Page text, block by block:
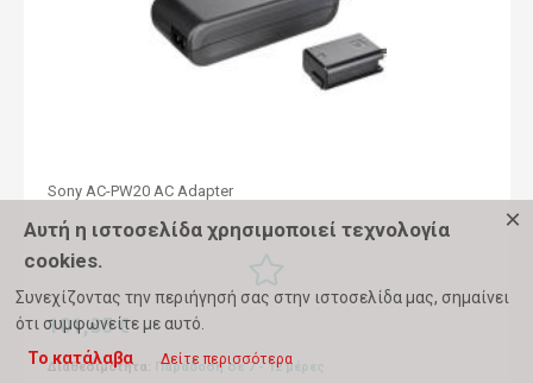
Αυτή η ιστοσελίδα χρησιμοποιεί τεχνολογία
cookies.
Συνεχίζοντας την περιήγησή σας στην ιστοσελίδα μας, σημαίνει
ότι συμφωνείτε με αυτό.
Το κατάλαβα
Δείτε περισσότερα
×
Sony AC-PW20 AC Adapter
101,85 €
Διαθεσιμότητα: Παράδοση σε 7 - 12 μέρες